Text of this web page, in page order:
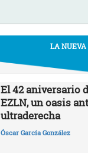
LA NUEVA
El 42 aniversario
EZLN, un oasis
ultraderecha
Óscar García González